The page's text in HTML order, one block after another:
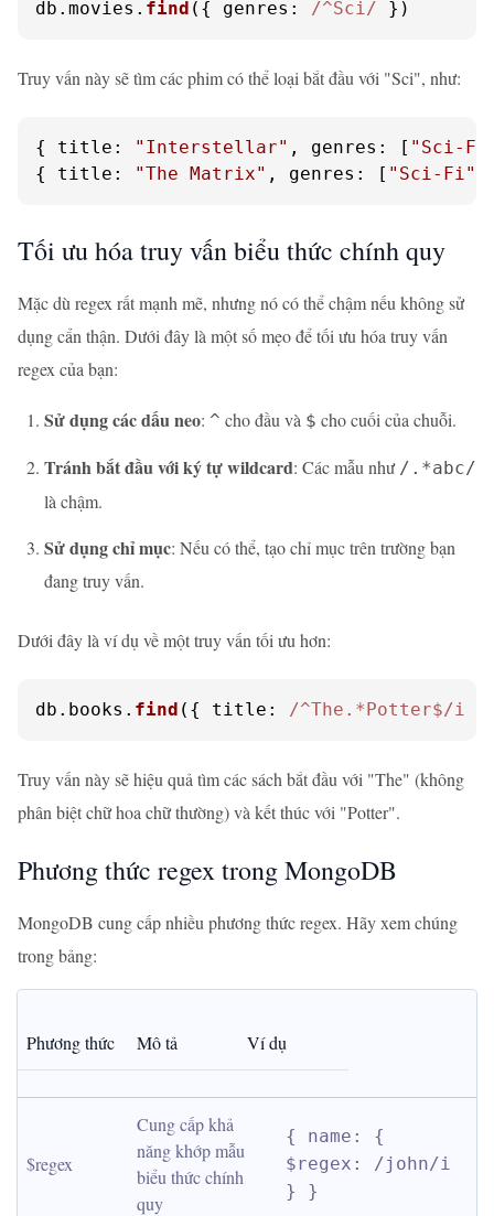
db. movies . find ({ genres : /^Sci/ })
Truy vấn này sẽ tìm các phim có thể loại bắt đầu với "Sci", như:
{ title : "Interstellar" , genres : [ "Sci-
{ title : "The Matrix" , genres : [ "Sci-Fi"
Tối ưu hóa truy vấn biểu thức chính quy
Mặc dù regex rất mạnh mẽ, nhưng nó có thể chậm nếu không sử
dụng cẩn thận. Dưới đây là một số mẹo để tối ưu hóa truy vấn
regex của bạn:
Sử dụng các dấu neo: ^ cho đầu và $ cho cuối của chuỗi.
Tránh bắt đầu với ký tự wildcard: Các mẫu như /.*abc/
là chậm.
Sử dụng chỉ mục: Nếu có thể, tạo chỉ mục trên trường bạn
đang truy vấn.
Dưới đây là ví dụ về một truy vấn tối ưu hơn:
db. books . find ({ title : /^The.*Potter$/i
Truy vấn này sẽ hiệu quả tìm các sách bắt đầu với "The" (không
phân biệt chữ hoa chữ thường) và kết thúc với "Potter".
Phương thức regex trong MongoDB
MongoDB cung cấp nhiều phương thức regex. Hãy xem chúng
trong bảng:
Phương thức Mô tả Ví dụ
$regex
Cung cấp khả
năng khớp mẫu
biểu thức chính
quy
{ name: {
$regex: /john/i
} }